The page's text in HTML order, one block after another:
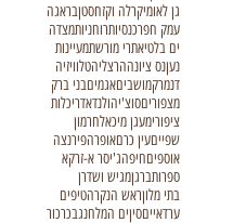
גן לאומיקרלה וקזחסטןבראגה
עמק חפרכנסיותרוחניותמצדה
ים בלטיאתרי מורשתמעיינות
נעןנס ציונההרצליהטלוויזיה
דנמרקמושביםאגמיםבני ברק
מצפוריםסוצ'יהולנדאדריכלות
ציפורימעגן מיכאלחרמון
שפייםעין כרםאופרהפירנצה
אוספיםחיפהג'יסר א-זרקא
ספרותברגןמגיש ושדרן
בתי מלוןראש הנקרהטיפים
ערדאייםסיןים המלחנגבכרכור